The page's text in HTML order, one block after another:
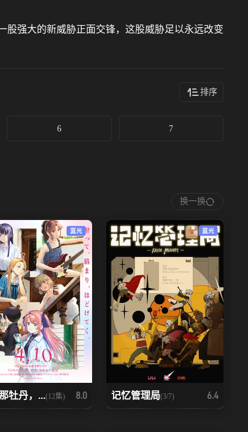
股强大的新威胁正面交锋，这股威胁足以永远改变
排序
6 7
换一换
蓝光
那牡丹，...(12集) 8.0
蓝光
记忆管理局(3/7) 6.4